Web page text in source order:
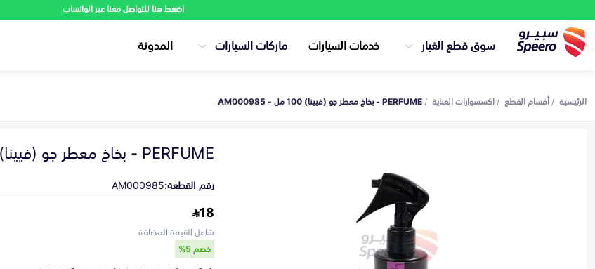
اضغط هنا للتواصل معنا عبر الواتساب
سوق قطع الغيار خدمات السيارات ماركات السيارات المدونة
الرئيسية أقسام القطع اكسسوارات العناية PERFUME - بخاخ معطر جو (فيينا) 100 مل - AM000985
PERFUME - بخاخ معطر جو (فيينا) 100 مل
رقم القطعة:AM000985
18
شامل القيمة المضافة
خصم 5%